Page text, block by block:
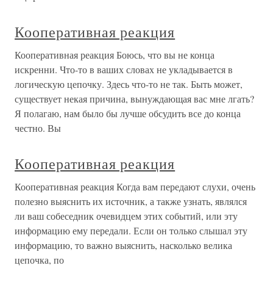
Кооперативная реакция
Кооперативная реакция Боюсь, что вы не конца
искренни. Что-то в ваших словах не укладывается в
логическую цепочку. Здесь что-то не так. Быть может,
существует некая причина, вынуждающая вас мне лгать?
Я полагаю, нам было бы лучше обсудить все до конца
честно. Вы
Кооперативная реакция
Кооперативная реакция Когда вам передают слухи, очень
полезно выяснить их источник, а также узнать, являлся
ли ваш собеседник очевидцем этих событий, или эту
информацию ему передали. Если он только слышал эту
информацию, то важно выяснить, насколько велика
цепочка, по